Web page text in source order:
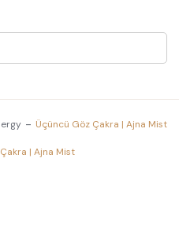
Üçüncü Göz Çakra | Ajna Mist